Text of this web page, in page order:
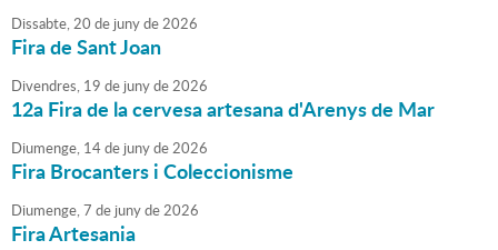
Dissabte,20 de junyde2026
Fira de Sant Joan
Divendres, 19 de junyde2026
12a Fira de la cervesa artesana d'Arenys de Mar
Diumenge, 14de junyde2026
Fira Brocanters i Coleccionisme
Diumenge,7 de junyde2026
Fira Artesania